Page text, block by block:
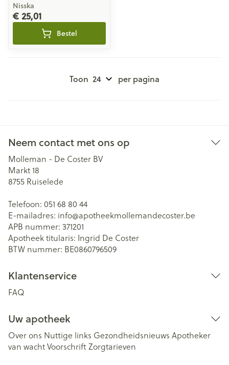
Nisska
€ 25,01
Bestel
Toon per pagina
Neem contact met ons op
Molleman - De Coster BV
Markt 18
8755 Ruiselede
Telefoon: 051 68 80 44
E-mailadres: info@apotheekmollemandecoster.be
APB nummer: 371201
Apotheek titularis: Ingrid De Coster
BTW nummer: BE0860796509
Klantenservice
FAQ
Uw apotheek
Over ons Nuttige links Gezondheidsnieuws Apotheker
van wachtVoorschriftZorgtarieven